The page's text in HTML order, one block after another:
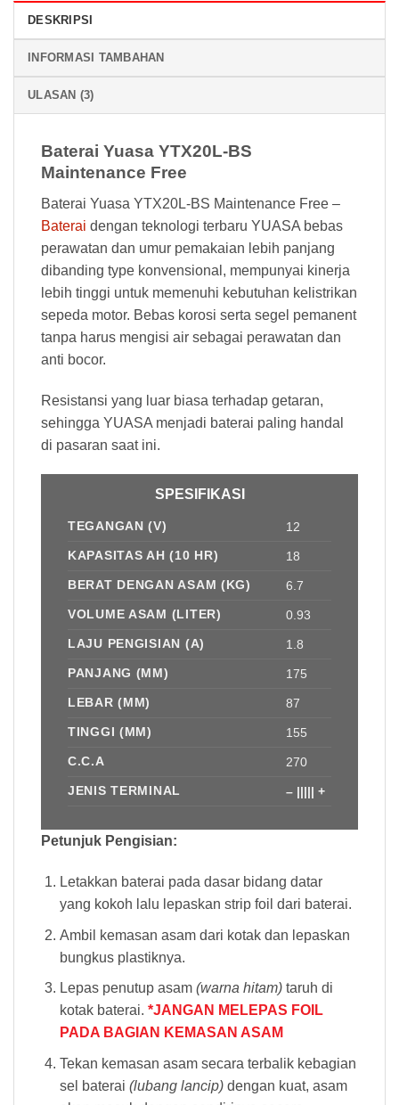
DESKRIPSI
INFORMASI TAMBAHAN
ULASAN (3)
Baterai Yuasa YTX20L-BS
Maintenance Free
Baterai Yuasa YTX20L-BS Maintenance Free –
Baterai dengan teknologi terbaru YUASA bebas
perawatan dan umur pemakaian lebih panjang
dibanding type konvensional, mempunyai kinerja
lebih tinggi untuk memenuhi kebutuhan kelistrikan
sepeda motor. Bebas korosi serta segel pemanent
tanpa harus mengisi air sebagai perawatan dan
anti bocor.
Resistansi yang luar biasa terhadap getaran,
sehingga YUASA menjadi baterai paling handal
di pasaran saat ini.
SPESIFIKASI
TEGANGAN (V)
12
KAPASITAS AH (10 HR)
18
BERAT DENGAN ASAM (KG)
6.7
VOLUME ASAM (LITER)
0.93
LAJU PENGISIAN (A)
1.8
PANJANG (MM)
175
LEBAR (MM)
87
TINGGI (MM)
155
C.C.A
270
JENIS TERMINAL
– ||||| +
Petunjuk Pengisian:
Letakkan baterai pada dasar bidang datar
yang kokoh lalu lepaskan strip foil dari baterai.
Ambil kemasan asam dari kotak dan lepaskan
bungkus plastiknya.
Lepas penutup asam (warna hitam)taruh di
kotak baterai. *JANGAN MELEPAS FOIL
PADA BAGIAN KEMASAN ASAM
Tekan kemasan asam secara terbalik kebagian
sel baterai (lubang lancip)dengan kuat, asam